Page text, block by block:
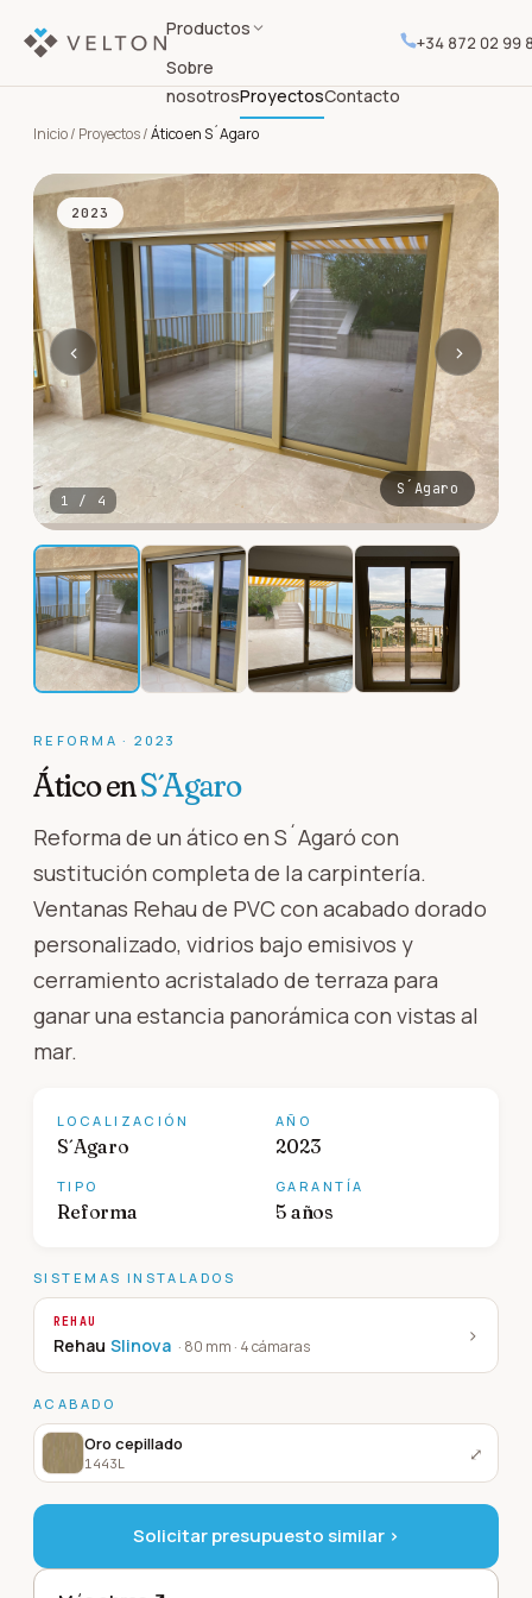
Productos
Sobre
nosotrosProyectosContacto
+34 872 02 99
Inicio/ Proyectos/Ático en S´Agaro
2023
S´Agaro
‹ ›
1 / 4
REFORMA ·2023
Ático enS´Agaro
Reforma de un ático en S´Agaró con
sustitución completa de la carpintería.
Ventanas Rehau de PVC con acabado dorado
personalizado, vidrios bajo emisivos y
cerramiento acristalado de terraza para
ganar una estancia panorámica con vistas al
mar.
LOCALIZACIÓN
S´Agaro
AÑO
2023
TIPO
Reforma
GARANTÍA
5 años
SISTEMAS INSTALADOS
REHAU
Rehau Slinova · 80 mm · 4 cámaras ›
ACABADO
Oro cepillado
1443L ⤢
Solicitar presupuesto similar ›